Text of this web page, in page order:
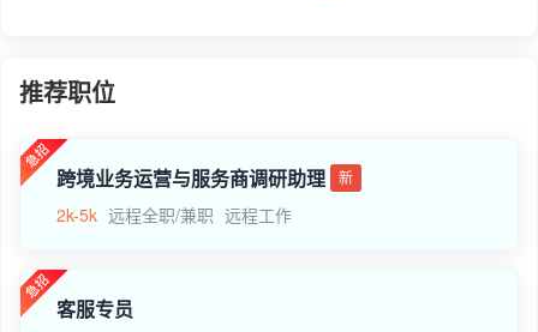
推荐职位
跨境业务运营与服务商调研助理 新
2k-5k 远程全职/兼职 远程工作
客服专员